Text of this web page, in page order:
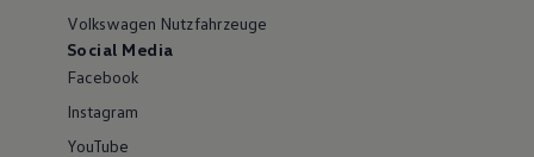
Volkswagen Nutzfahrzeuge
Social Media
Facebook
Instagram
YouTube